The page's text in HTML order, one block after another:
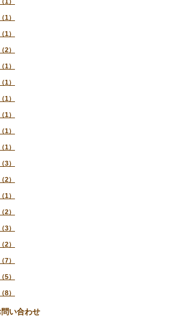
1）
1）
2）
1）
1）
1）
1）
1）
1）
3）
2）
1）
2）
3）
2）
7）
5）
8）
い合わせ